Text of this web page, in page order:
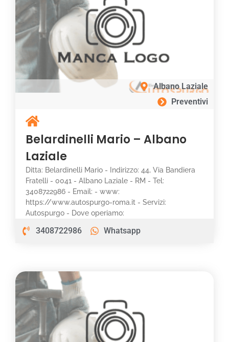
Albano Laziale
Preventivi
Belardinelli Mario – Albano
Laziale
Ditta: Belardinelli Mario - Indirizzo: 44, Via Bandiera
Fratelli - 0041 - Albano Laziale - RM - Tel:
3408722986 - Email: - www:
https://www.autospurgo-roma.it - Servizi:
Autospurgo - Dove operiamo:
3408722986 Whatsapp